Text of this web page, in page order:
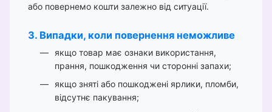
або повернемо кошти залежно від ситуації.
3. Випадки, коли повернення неможливе
якщо товар має ознаки використання,
прання, пошкодження чи сторонні запахи;
якщо зняті або пошкоджені ярлики, пломби,
відсутнє пакування;